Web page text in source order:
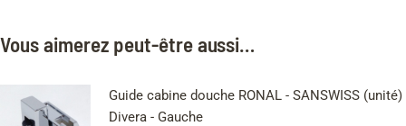
Vous aimerez peut-être aussi…
Guide cabine douche RONAL - SANSWISS (unité)
Divera - Gauche